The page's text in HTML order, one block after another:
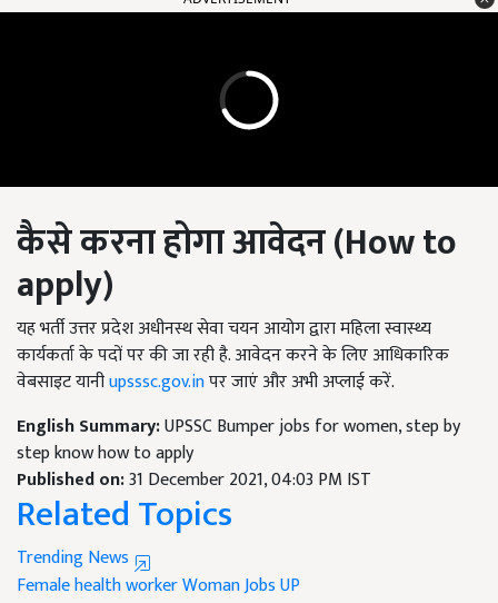
कैसे करना होगा आवेदन (How to
apply)
यह भर्ती उत्तर प्रदेश अधीनस्थ सेवा चयन आयोग द्वारा महिला स्वास्थ्य
कार्यकर्ता के पदों पर की जा रही है. आवेदन करने के लिए आधिकारिक
वेबसाइट यानीupsssc.gov.inपर जाएं और अभी अप्लाई करें.
English Summary:UPSSC Bumper jobs for women, step by
step know how to apply
Published on:31 December 2021, 04:03 PM IST
Related Topics
Trending News
Female health workerWoman JobsUP